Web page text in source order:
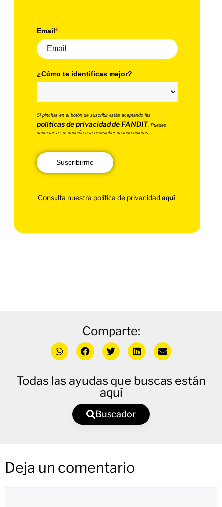
Email*
¿Cómo te identificas mejor?
Si pinchas en el botón de suscribir estás aceptando las
políticas de privacidad de FANDIT. Puedes
cancelar la suscripción a la newsletter cuando quieras.
Suscribirme
Consulta nuestra política de privacidadaquí
Comparte:
Todas las ayudas que buscas están
aquí
Buscador
Deja un comentario